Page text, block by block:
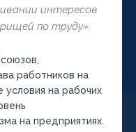
интересов
по труду».
работников на
на рабочих
на предприятиях.